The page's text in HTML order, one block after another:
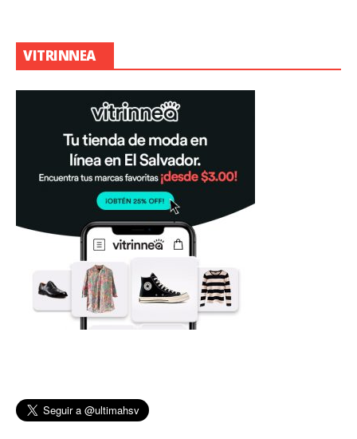
VITRINNEA